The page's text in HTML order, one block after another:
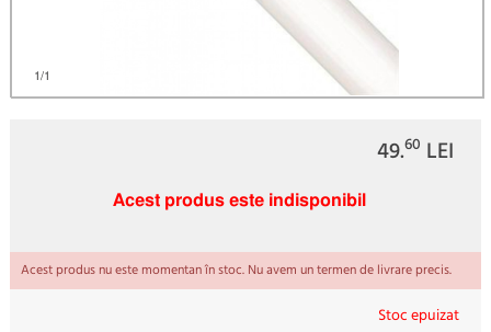
1/1
49.60 LEI
Acest produs este indisponibil
Acest produs nu este momentan în stoc. Nu avem un termen de livrare precis.
Stoc epuizat